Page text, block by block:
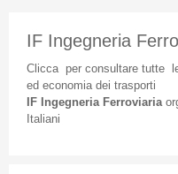
IF Ingegneria
Cliccaper consultare tutte
ed economia dei trasporti
IF Ingegneria Ferroviaria
Italiani